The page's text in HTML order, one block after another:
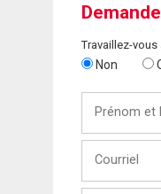
Travaillez-vous
Non
Nom